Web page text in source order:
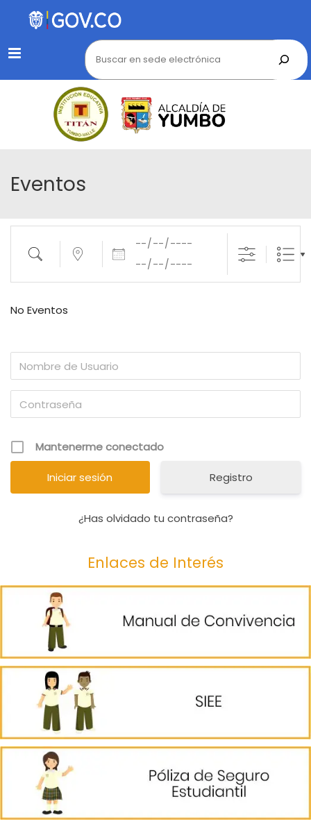
Menu
Eventos
Buscar cerca...
Fechas
No Eventos
Mantenerme conectado
Registro
¿Has olvidado tu contraseña?
Enlaces de Interés